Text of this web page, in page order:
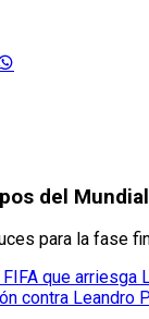
del
para la fase
que arriesga
contra Leandro